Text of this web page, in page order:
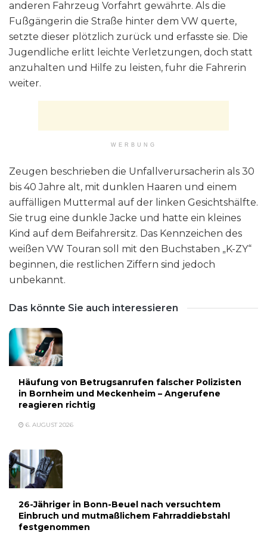
anderen Fahrzeug Vorfahrt gewährte. Als die
Fußgängerin die Straße hinter dem VW querte,
setzte dieser plötzlich zurück und erfasste sie. Die
Jugendliche erlitt leichte Verletzungen, doch statt
anzuhalten und Hilfe zu leisten, fuhr die Fahrerin
weiter.
WERBUNG
Zeugen beschrieben die Unfallverursacherin als 30
bis 40 Jahre alt, mit dunklen Haaren und einem
auffälligen Muttermal auf der linken Gesichtshälfte.
Sie trug eine dunkle Jacke und hatte ein kleines
Kind auf dem Beifahrersitz. Das Kennzeichen des
weißen VW Touran soll mit den Buchstaben „K-ZY“
beginnen, die restlichen Ziffern sind jedoch
unbekannt.
Das könnte Sie auch interessieren
Häufung von Betrugsanrufen falscher Polizisten
in Bornheim und Meckenheim – Angerufene
reagieren richtig
6. AUGUST 2026
26-Jähriger in Bonn-Beuel nach versuchtem
Einbruch und mutmaßlichem Fahrraddiebstahl
festgenommen